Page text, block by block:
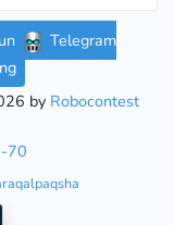
Telegram
by Robocontest
70